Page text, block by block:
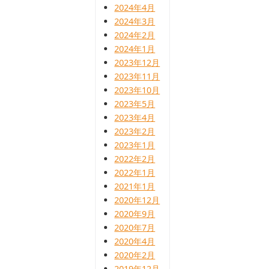
2024年4月
2024年3月
2024年2月
2024年1月
2023年12月
2023年11月
2023年10月
2023年5月
2023年4月
2023年2月
2023年1月
2022年2月
2022年1月
2021年1月
2020年12月
2020年9月
2020年7月
2020年4月
2020年2月